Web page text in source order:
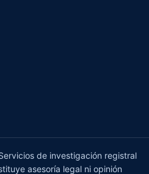
de investigación registral
asesoría legal ni opinión